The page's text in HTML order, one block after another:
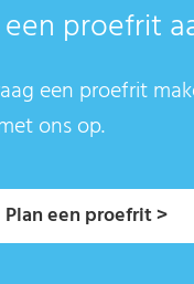
proefrit
een proefrit
ons op.
Plan een proefrit >